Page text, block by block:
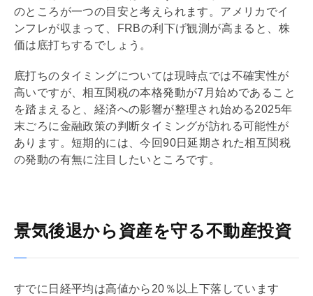
のところが一つの目安と考えられます。アメリカでイ
ンフレが収まって、FRBの利下げ観測が高まると、株
価は底打ちするでしょう。
底打ちのタイミングについては現時点では不確実性が
高いですが、相互関税の本格発動が7月始めであること
を踏まえると、経済への影響が整理され始める2025年
末ごろに金融政策の判断タイミングが訪れる可能性が
あります。短期的には、今回90日延期された相互関税
の発動の有無に注目したいところです。
景気後退から資産を守る不動産投資
すでに日経平均は高値から20％以上下落しています